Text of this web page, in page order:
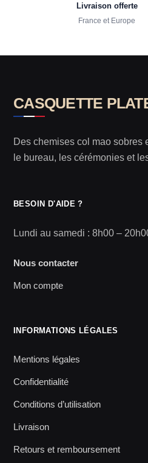
Livraison offerte
France et Europe
CASQUETTE
Des chemises col mao sobres
le bureau, les cérémonies et
BESOIN D'AIDE ?
Lundi au samedi : 8h00 –
Nous contacter
Mon compte
INFORMATIONS LÉGALES
Mentions légales
Confidentialité
Conditions d’utilisation
Livraison
Retours et remboursement